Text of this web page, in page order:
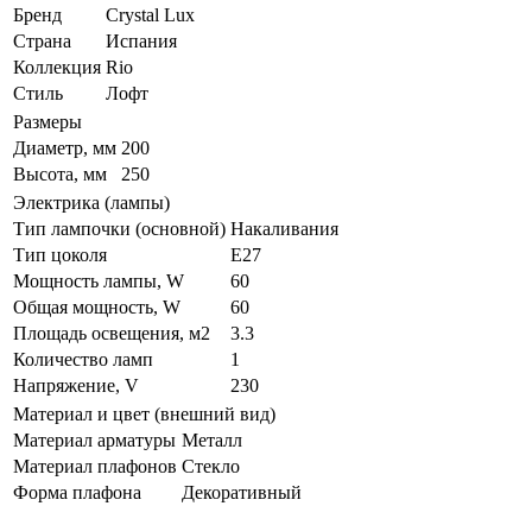
Бренд
Crystal Lux
Страна
Испания
Коллекция Rio
Стиль
Лофт
Размеры
Диаметр, мм 200
Высота, мм
250
Электрика (лампы)
Тип лампочки (основной) Накаливания
Тип цоколя
E27
Мощность лампы, W
60
Общая мощность, W
60
Площадь освещения, м2
3.3
Количество ламп
1
Напряжение, V
230
Материал и цвет (внешний вид)
Материал арматуры Металл
Материал плафонов Стекло
Форма плафона
Декоративный